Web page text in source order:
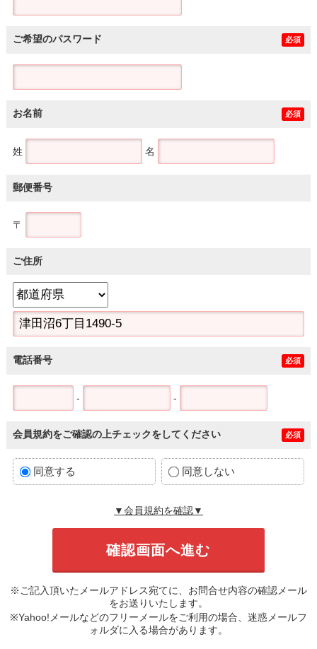
ご希望のパスワード 必須
お名前 必須
姓 名
郵便番号
〒
ご住所
電話番号 必須
- -
会員規約をご確認の上チェックをしてください 必須
同意する 同意しない
▼会員規約を確認▼
※ご記入頂いたメールアドレス宛てに、お問合せ内容の確認メール
をお送りいたします。
※Yahoo!メールなどのフリーメールをご利用の場合、迷惑メールフ
ォルダに入る場合があります。